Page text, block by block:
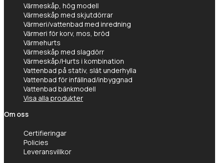
Värmeskåp, hög modell
Värmeskåp med skjutdörrar
Värmeri/vattenbad med inredning
Värmeri för korv, mos, bröd
Värmehurts
Värmeskåp med slagdörr
Värmeskåp/Hurts i kombination
Vattenbad på stativ, slät underhylla
Vattenbad för infällnad/inbyggnad
Vattenbad bänkmodell
Visa alla produkter
Om oss
Certifieringar
Policies
Leveransvillkor